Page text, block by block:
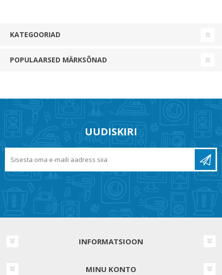
KATEGOORIAD
POPULAARSED MÄRKSÕNAD
UUDISKIRI
INFORMATSIOON
MINU KONTO